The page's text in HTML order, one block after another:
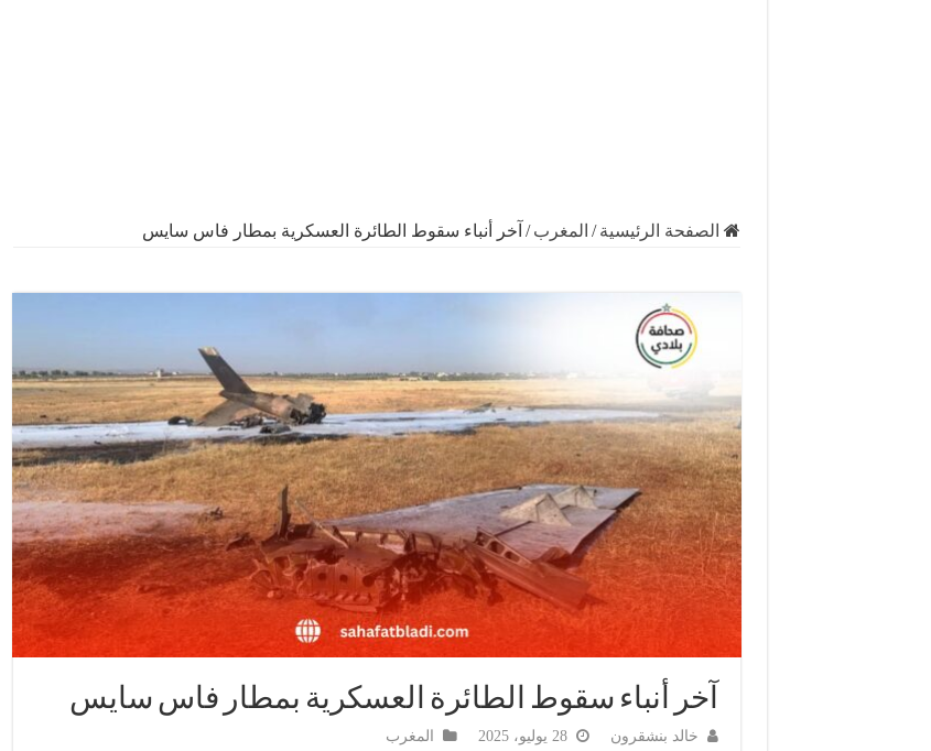
الصفحة الرئيسية / المغرب / آخر أنباء سقوط الطائرة العسكرية بمطار فاس سايس
آخر أنباء سقوط الطائرة العسكرية بمطار فاس سايس
خالد بنشقرون 28 يوليو، 2025 المغرب